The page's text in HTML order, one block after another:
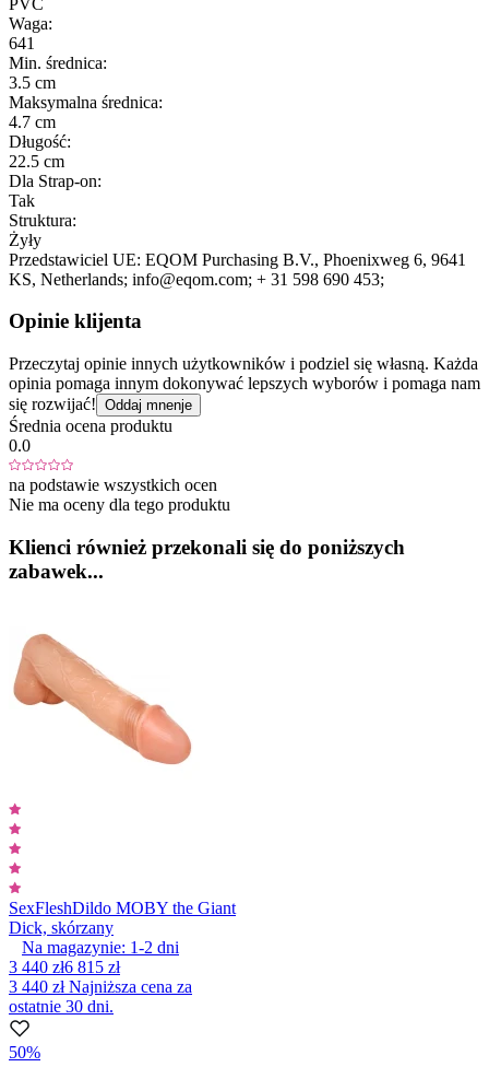
Waga:
641
Min. średnica:
3.5 cm
Maksymalna średnica:
4.7 cm
Długość:
22.5 cm
Dla Strap-on:
Tak
Struktura:
Żyły
Przedstawiciel UE: EQOM Purchasing B.V., Phoenixweg 6, 9641
KS, Netherlands; info@eqom.com; + 31 598 690 453;
Opinie klijenta
Przeczytaj opinie innych użytkowników i podziel się własną. Każda
opinia pomaga innym dokonywać lepszych wyborów i pomaga nam
się rozwijać! Oddaj mnenje
Średnia ocena produktu
0.0
na podstawie wszystkich ocen
Nie ma oceny dla tego produktu
Klienci również przekonali się do poniższych
zabawek...
SexFleshDildo MOBY the Giant
Dick, skórzany
Na magazynie: 1-2 dni
3 440 zł6 815 zł
3 440 złNajniższa cena za
ostatnie 30 dni.
50%